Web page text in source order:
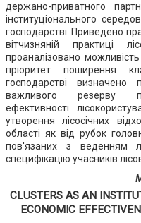
держано-приватного
інституціонального
господарстві. Приведено
вітчизняній практиці
проаналізовано
пріоритет поширення
господарстві визначено
важливого резерву
ефективності
утворення лісосічних
області як від рубок
пов'язаних з веденням
специфікацію учасників
CLUSTERS AS AN
ECONOMIC